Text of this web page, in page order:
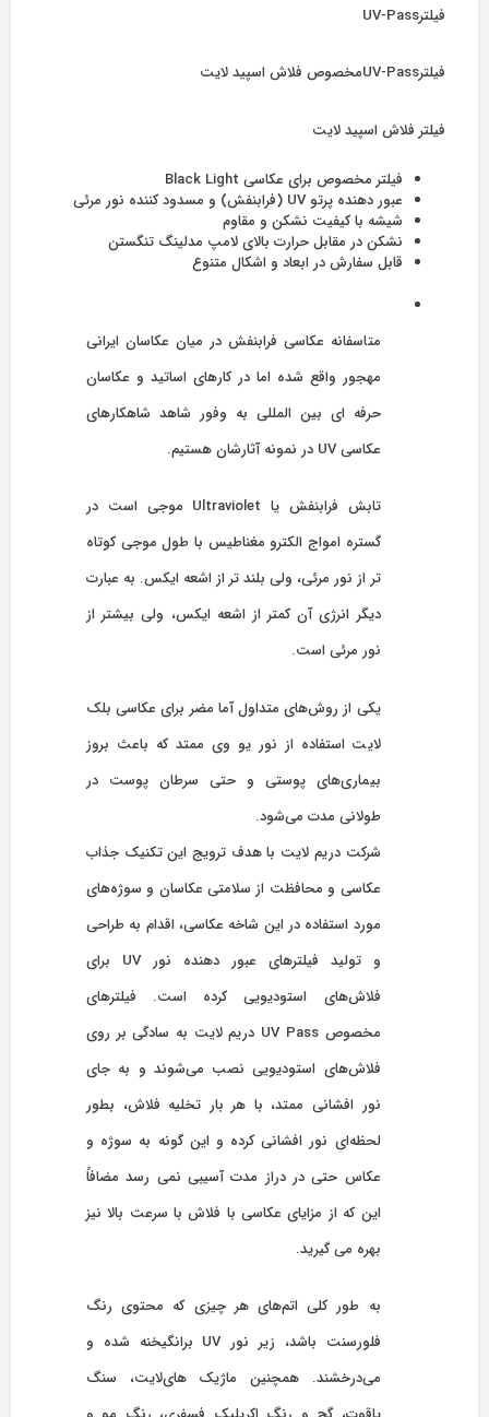
فیلترUV-Pass
فیلترUV-Passمخصوص فلاش اسپید لایت
فیلتر فلاش اسپید لایت
فیلتر مخصوص برای عکاسی Black Light
عبور دهنده پرتو UV (فرابنفش) و مسدود کننده نور مرئی
شیشه با کیفیت نشکن و مقاوم
نشکن در مقابل حرارت بالای لامپ مدلینگ تنگستن
قابل سفارش در ابعاد و اشکال متنوع
متاسفانه عکاسی فرابنفش در میان عکاسان ایرانی
مهجور واقع شده اما در کارهای اساتید و عکاسان
حرفه ای بین المللی به وفور شاهد شاهکارهای
عکاسی UV در نمونه آثارشان هستیم.
تابش فرابنفش یا Ultraviolet موجی است در
گستره امواج الکترو مغناطیس با طول موجی کوتاه
تر از نور مرئی، ولی بلند تر از اشعه ایکس. به عبارت
دیگر انرژی آن کمتر از اشعه ایکس، ولی بیشتر از
نور مرئی است.
یکی از روش‌های متداول آما مضر برای عکاسی بلک
لایت استفاده از نور یو وی ممتد که باعث بروز
بیماری‌های پوستی و حتی سرطان پوست در
طولانی مدت می‌شود.
شرکت دریم لایت با هدف ترویج این تکنیک جذاب
عکاسی و محافظت از سلامتی عکاسان و سوژه‌‌های
مورد استفاده در این شاخه عکاسی، اقدام به طراحی
و تولید فیلترهای عبور دهنده نور UV برای
فلاش‌های استودیویی کرده است. فیلترهای
مخصوص UV Pass دریم لایت به سادگی بر روی
فلاش‌های استودیویی نصب می‌شوند و به جای
نور افشانی ممتد، با هر بار تخلیه فلاش، بطور
لحظه‌ای نور افشانی کرده و این گونه به سوژه و
عکاس حتی در دراز مدت آسیبی نمی رسد مضافاً
این که از مزایای عکاسی با فلاش با سرعت بالا نیز
بهره می گیرید.
به طور کلی اتم‌های هر چیزی که محتوی رنگ
فلورسنت باشد، زیر نور UV برانگیخنه شده و
می‌درخشند. همچنین ماژیک های‌لایت، سنگ